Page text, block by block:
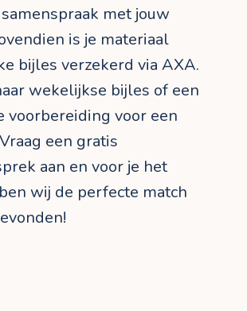
met jouw
is je materiaal
bijles verzekerd via AXA.
wekelijkse bijles of een
voorbereiding voor een
een gratis
aan en voor je het
wij de perfecte match